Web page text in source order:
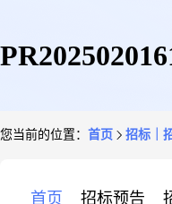
您当前的位置： 首页 招标｜
首页 招标预告